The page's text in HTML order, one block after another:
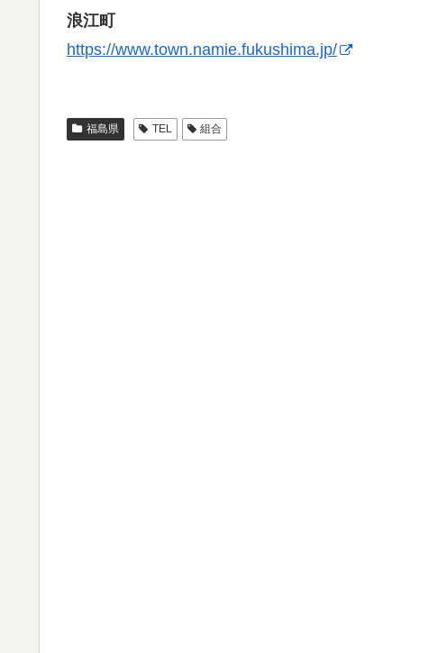
浪江町
https://www.town.namie.fukushima.jp/
福島県 TEL 組合